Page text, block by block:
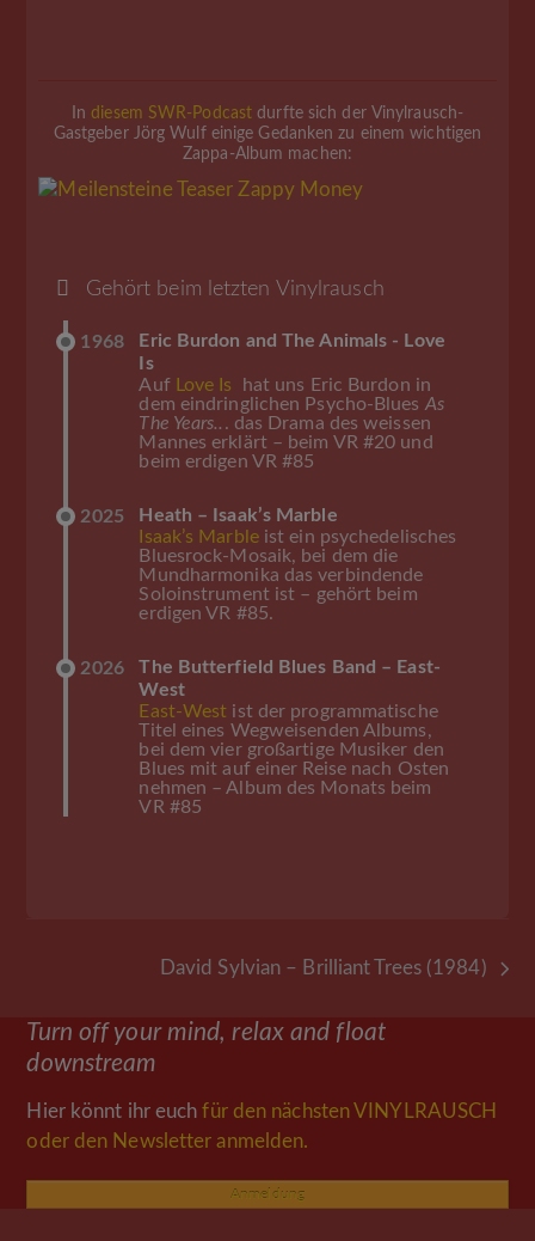
In diesem SWR-Podcast durfte sich der Vinylrausch-
Gastgeber Jörg Wulf einige Gedanken zu einem wichtigen
Zappa-Album machen:
Gehört beim letzten Vinylrausch
1968
Eric Burdon and The Animals - Love
Is
Auf Love Is hat uns Eric Burdon in
dem eindringlichen Psycho-Blues As
The Years.. . das Drama des weissen
Mannes erklärt – beim VR #20 und
beim erdigen VR #85
2025
Heath – Isaak’s Marble
Isaak’s Marbleist ein psychedelisches
Bluesrock-Mosaik, bei dem die
Mundharmonika das verbindende
Soloinstrument ist – gehört beim
erdigen VR #85.
2026
The Butterfield Blues Band – East-
West
East-West ist der programmatische
Titel eines Wegweisenden Albums,
bei dem vier großartige Musiker den
Blues mit auf einer Reise nach Osten
nehmen – Album des Monats beim
VR #85
Nächster
David Sylvian – Brilliant Trees (1984)
Turn off your mind, relax and float
downstream
Hier könnt ihr euchfür den nächsten VINYLRAUSCH
oder den Newsletter anmelden.
Anmeldung